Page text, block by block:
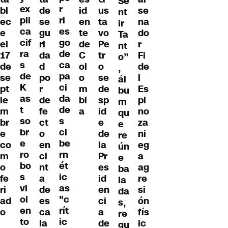
bl
ec
e
el
17
de
se
pt
ie
m
br
e
co
m
o
fe
ri
ad
o
ex
pli
ca
cif
ra
s
de
K
as
t
so
br
e
ro
bo
s
vi
ol
en
to
de
se
gu
ri
da
d
po
r
de
fe
ct
o
en
ci
nt
a
de
es
ca
la
r
ri
es
go
de
ca
pa
ci
da
de
s
ci
be
rn
ét
ic
as
"c
rít
ic
id
en
te
de
C
ol
o
m
bi
a
us
ta
vo
Pe
tr
o
se
de
sp
id
e
de
la
Pr
es
id
en
ci
a
de
nt
ir
Ta
nt
o”
,
ál
bu
m
qu
e
re
ún
e
ba
la
da
s,
re
gu
se
na
do
r
Fi
de
l
Es
pi
no
za
ni
eg
a
ag
re
si
ón
fís
ic